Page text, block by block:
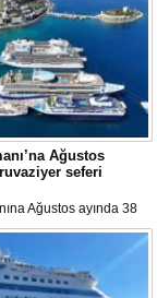
Ağustos
seferi
Ağustos ayında 38
gemisi 100 kez
yoğun günün 28 Ağustos